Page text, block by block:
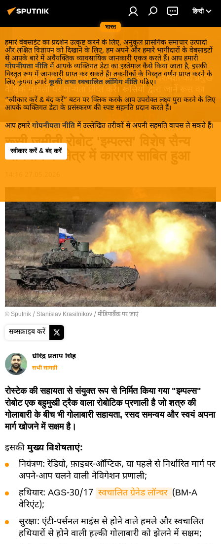
भारत
हिन्दी
हमारे वेबसाईट का प्रदर्शन उत्कृष्ट करने के लिए, अनुकूल प्रासंगिक समाचार उत्पादों
और लक्षित विज्ञापन को दिखाने के लिए, हम अपने और हमारे भागीदारों के वेबसाइटों
से आपके बारे में अवैयक्तिक व्यावसायिक जानकारी एकत्र करते हैं। आप हमारी
गोपनीयता नीति में आपके व्यक्तिगत डेटा का इस्तेमाल कैसे किया जाता है, इसकी
विस्तृत रूप में जानकारी प्राप्त कर सकते हैं। तकनीकों के विस्तृत वर्णन प्राप्त करने के
लिए कृपया हमारे कूकी तथा स्वचालित लॉगिंग नीति पढ़िए।
“स्वीकार करें & बंद करें” बटन पर क्लिक करके आप उपरोक्त लक्ष्य पुरा करने के लिए
आपके व्यक्तिगत डेटा के प्रसंस्करण की स्पष्ट सहमति प्रदान करते हैं।
आप हमारे गोपनीयता नीति में उल्लेखित तरीकों से अपनी सहमति वापस ले सकते हैं।
स्वीकार करें & बंद करें
रूस की खबरें
रूस की गरमा-गरम खबरें जानें! सबसे रोचक आंतरिक मामलों के
बारे में सूचना, रूस से स्पेशल स्टोरीस और रूसी विशेषज्ञों की प्रमुख
वैश्विक मामलों पर मान्यता प्राप्त करें। रूसियों द्वारा जानें रूस का
सच!
रूसी ज़मीनी रोबोट 'इम्पल्स' विशेष सैन्य
अभियान के क्षेत्र में कारगर साबित हुआ
© Sputnik / Stanislav Krasilnikov /मीडियाबैंक पर जाएं
सब्सक्राइब करें
धीरेंद्र प्रताप सिंह
सभी सामग्री
रोस्टेक की सहायता से संयुक्त रूप से निर्मित किया गया "इम्पल्स"
रोबोट एक बहुमुखी ट्रैक वाला रोबोटिक प्रणाली है जो शत्रु की
गोलाबारी के बीच भी गोलाबारी सहायता, रसद समन्वय और स्वयं अपना
मार्ग खोजने में सक्षम है।
इसकी मुख्य विशेषताएं:
नियंत्रण: रेडियो, फ़ाइबर-ऑप्टिक, या पहले से निर्धारित मार्ग पर
अपने-आप चलने वाली नेविगेशन प्रणाली;
हथियार: AGS-30/17 स्वचालित ग्रेनेड लॉन्चर (BM-A
वेरिएंट);
सुरक्षा: एंटी-पर्सनल माइंस से होने वाले हमले और स्वचालित
हथियारों से होने वाली हल्की गोलाबारी को झेलने में सक्षम;